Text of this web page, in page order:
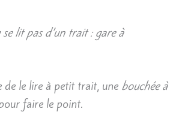
se lit pas d’un trait : gare à
de le lire à petit trait, une bouchée à
faire le point.